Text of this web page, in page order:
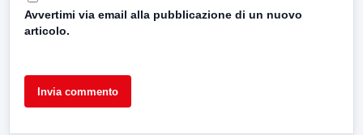
Avvertimi via email alla pubblicazione di un nuovo
articolo.